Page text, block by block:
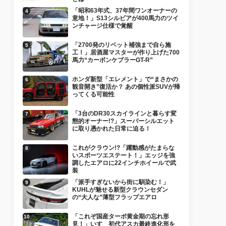
「昭和63年式、37年間ワンオーナーの
意地！」S13シルビアが400馬力のツイ
ンチャージ仕様で覚醒
「2700発のリベット補強まで自ら施
工！」居酒屋マスターが作り上げた700
馬力“カーボンケブラーGT-R”
ホンダ新型「エレメント」で“まさかの
観音開き”復活か？ あの個性派SUVが帰
ってくる可能性
「3台のDR30スカイラインと暮らす変
態的オーナー!?」スーパーシルエット
に取り憑かれた日常に迫る！
これがクラウン!?「躍動感がたまらな
いスポーツエステート！」エッジを強
調したエアロに22インチホイールで武
装
「派手すぎないから街に馴染む！」
KUHLが魅せる新型クラウンセダン
の“大人な”薄型フラップエアロ
「これぞ国産ターボ黄金期の忘れ形
見！」いすゞ初代アスカ最終進化形を